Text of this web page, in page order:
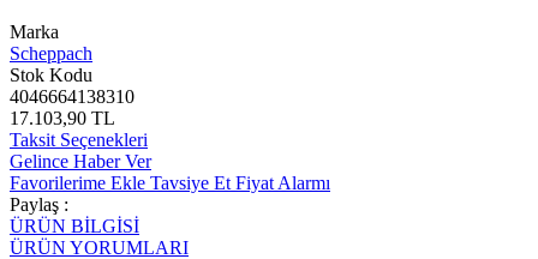
Marka
Scheppach
Stok Kodu
4046664138310
17.103,90 TL
Taksit Seçenekleri
Gelince Haber Ver
Favorilerime Ekle Tavsiye Et Fiyat Alarmı
Paylaş :
ÜRÜN BİLGİSİ
ÜRÜN YORUMLARI